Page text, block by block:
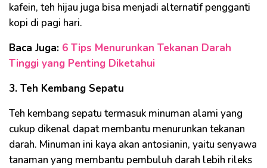
kafein, teh hijau juga bisa menjadi alternatif pengganti
kopi di pagi hari.
Baca Juga: 6 Tips Menurunkan Tekanan Darah
Tinggi yang Penting Diketahui
3. Teh Kembang Sepatu
Teh kembang sepatu termasuk minuman alami yang
cukup dikenal dapat membantu menurunkan tekanan
darah. Minuman ini kaya akan antosianin, yaitu senyawa
tanaman yang membantu pembuluh darah lebih rileks